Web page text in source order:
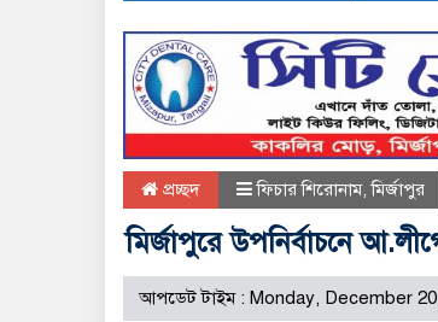
প্রচ্ছদ ফিচার শিরোনাম,মির্জাপুর
মির্জাপুরে উপনির্বাচনে
আপডেট টাইম : Monday, December